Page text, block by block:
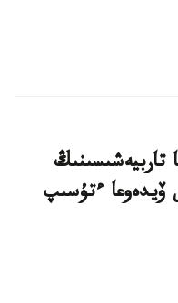
تاربيەشىسىنىڭ
ۆيدەوعا ءتۇسىپ